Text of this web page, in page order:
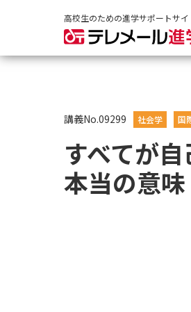
高校生のための進学サポートサイ
講義No.09299 社会学 国
すべてが
本当の意味